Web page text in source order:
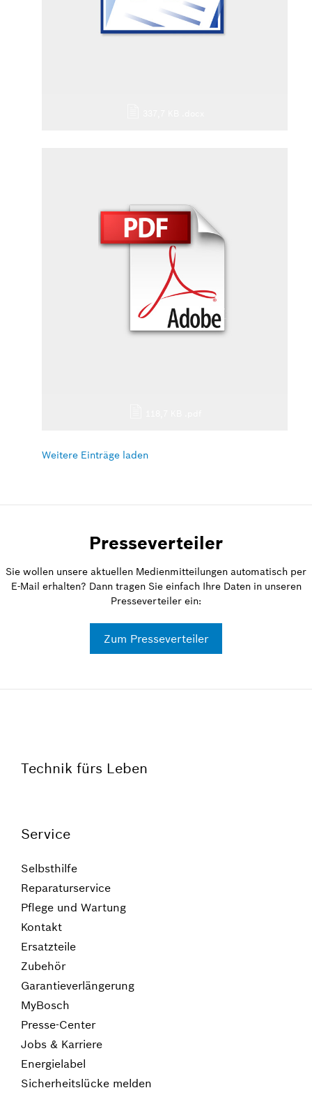
Weitere Einträge laden
Presseverteiler
Sie wollen unsere aktuellen Medienmitteilungen automatisch per
E-Mail erhalten? Dann tragen Sie einfach Ihre Daten in unseren
Presseverteiler ein:
Zum Presseverteiler
Technik fürs Leben
Service
Selbsthilfe
Reparaturservice
Pflege und Wartung
Kontakt
Ersatzteile
Zubehör
Garantieverlängerung
MyBosch
Presse-Center
Jobs & Karriere
Energielabel
Sicherheitslücke melden